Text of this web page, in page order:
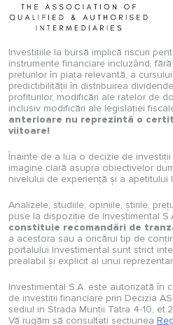
Investițiile la bursă implică riscuri
instrumente financiare incluzând,
preturilor în piața relevantă, a
predictibilității în distribuirea
profiturilor, modificări ale ratelor de
inclusiv modificări ale legislației
anterioare nu reprezintă o
viitoare!
Înainte de a lua o decizie de
imagine clară asupra obiectivelor
nivelului de experiență și a apetitului
Analizele, studiile, opiniile, știrile,
puse la dispoziție de Investimental
constituie recomandări de
a acestora sau a oricărui tip de
portalului Investimental sunt strict
prealabil și explicit al unui
Investimental S.A. este autorizată în
de investiții financiare prin Decizia
sediul in Strada Munții Tatra 4-10,
Vă rugăm să consultați secțiunea